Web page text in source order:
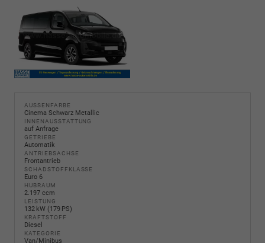
AUSSENFARBE
Cinema Schwarz Metallic
INNENAUSSTATTUNG
auf Anfrage
GETRIEBE
Automatik
ANTRIEBSACHSE
Frontantrieb
SCHADSTOFFKLASSE
Euro 6
HUBRAUM
2.197 ccm
LEISTUNG
132 kW (179 PS)
KRAFTSTOFF
Diesel
KATEGORIE
Van/Minibus